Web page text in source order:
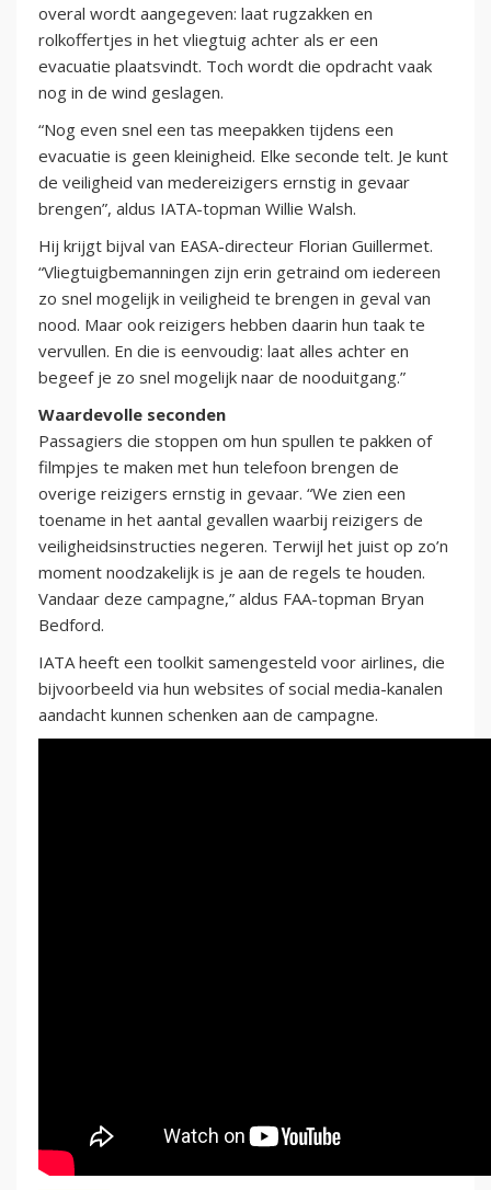
overal wordt aangegeven: laat rugzakken en
rolkoffertjes in het vliegtuig achter als er een
evacuatie plaatsvindt. Toch wordt die opdracht vaak
nog in de wind geslagen.
“Nog even snel een tas meepakken tijdens een
evacuatie is geen kleinigheid. Elke seconde telt. Je kunt
de veiligheid van medereizigers ernstig in gevaar
brengen”, aldus IATA-topman Willie Walsh.
Hij krijgt bijval van EASA-directeur Florian Guillermet.
“Vliegtuigbemanningen zijn erin getraind om iedereen
zo snel mogelijk in veiligheid te brengen in geval van
nood. Maar ook reizigers hebben daarin hun taak te
vervullen. En die is eenvoudig: laat alles achter en
begeef je zo snel mogelijk naar de nooduitgang.”
Waardevolle seconden
Passagiers die stoppen om hun spullen te pakken of
filmpjes te maken met hun telefoon brengen de
overige reizigers ernstig in gevaar. “We zien een
toename in het aantal gevallen waarbij reizigers de
veiligheidsinstructies negeren. Terwijl het juist op zo’n
moment noodzakelijk is je aan de regels te houden.
Vandaar deze campagne,” aldus FAA-topman Bryan
Bedford.
IATA heeft een toolkit samengesteld voor airlines, die
bijvoorbeeld via hun websites of social media-kanalen
aandacht kunnen schenken aan de campagne.